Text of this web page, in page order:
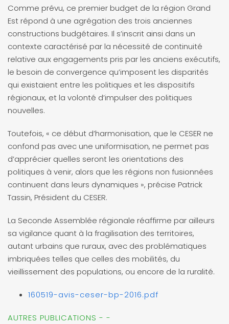
Comme prévu, ce premier budget de la région Grand
Est répond à une agrégation des trois anciennes
constructions budgétaires. Il s’inscrit ainsi dans un
contexte caractérisé par la nécessité de continuité
relative aux engagements pris par les anciens exécutifs,
le besoin de convergence qu’imposent les disparités
qui existaient entre les politiques et les dispositifs
régionaux, et la volonté d’impulser des politiques
nouvelles.
Toutefois, « ce début d’harmonisation, que le CESER ne
confond pas avec une uniformisation, ne permet pas
d’apprécier quelles seront les orientations des
politiques à venir, alors que les régions non fusionnées
continuent dans leurs dynamiques », précise Patrick
Tassin, Président du CESER.
La Seconde Assemblée régionale réaffirme par ailleurs
sa vigilance quant à la fragilisation des territoires,
autant urbains que ruraux, avec des problématiques
imbriquées telles que celles des mobilités, du
vieillissement des populations, ou encore de la ruralité.
160519-avis-ceser-bp-2016.pdf
AUTRES PUBLICATIONS - -